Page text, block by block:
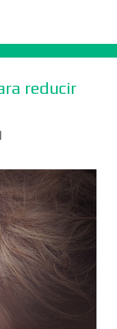
reducir